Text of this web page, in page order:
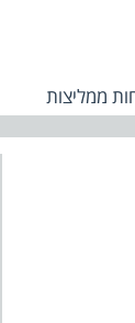
ממליצות